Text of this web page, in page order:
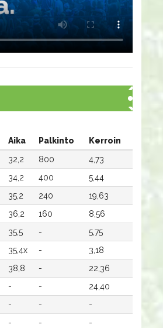
Aika Palkinto
Kerroin
32,2 800
4,73
34,2 400
5,44
35,2 240
19,63
36,2 160
8,56
35,5 -
5,75
35,4x -
3,18
38,8 -
22,36
- -
24,40
- -
-
- - -